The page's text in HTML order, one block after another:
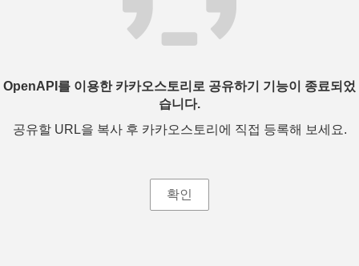
OpenAPI를 이용한 카카오스토리로 공유하기 기능이 종료되었
습니다.
공유할 URL을 복사 후 카카오스토리에 직접 등록해 보세요.
확인